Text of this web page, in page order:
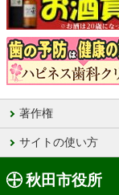
著作権
サイトの使い方
秋田市役所